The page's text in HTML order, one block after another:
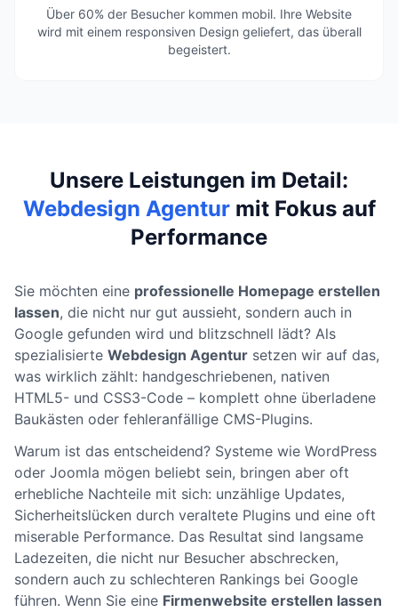
Über 60% der Besucher kommen mobil. Ihre Website
wird mit einem responsiven Design geliefert, das überall
begeistert.
Unsere Leistungen im Detail:
Webdesign Agenturmit Fokus auf
Performance
Sie möchten eine professionelle Homepage erstellen
lassen, die nicht nur gut aussieht, sondern auch in
Google gefunden wird und blitzschnell lädt? Als
spezialisierte Webdesign Agentur setzen wir auf das,
was wirklich zählt: handgeschriebenen, nativen
HTML5- und CSS3-Code – komplett ohne überladene
Baukästen oder fehleranfällige CMS-Plugins.
Warum ist das entscheidend? Systeme wie WordPress
oder Joomla mögen beliebt sein, bringen aber oft
erhebliche Nachteile mit sich: unzählige Updates,
Sicherheitslücken durch veraltete Plugins und eine oft
miserable Performance. Das Resultat sind langsame
Ladezeiten, die nicht nur Besucher abschrecken,
sondern auch zu schlechteren Rankings bei Google
führen. Wenn Sie eine Firmenwebsite erstellen lassen